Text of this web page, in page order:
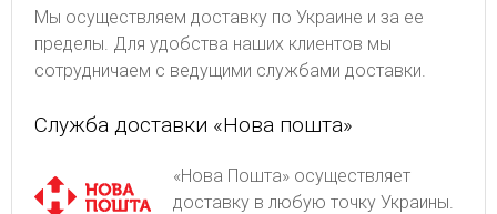
Мы осуществляем доставку по Украине и за ее
пределы. Для удобства наших клиентов мы
сотрудничаем с ведущими службами доставки.
Служба доставки «Нова пошта»
«Нова Пошта» осуществляет
доставку в любую точку Украины.